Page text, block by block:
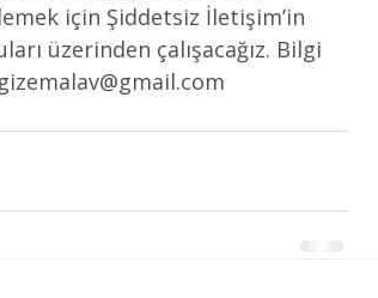
için Şiddetsiz İletişim’in
üzerinden çalışacağız. Bilgi